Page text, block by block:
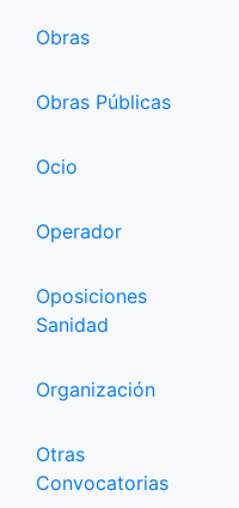
Obras
Obras Públicas
Ocio
Operador
Oposiciones
Sanidad
Organización
Otras
Convocatorias